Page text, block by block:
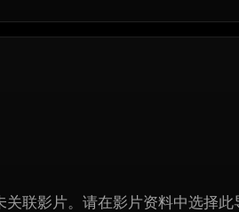
关联影片。请在影片资料中选择此